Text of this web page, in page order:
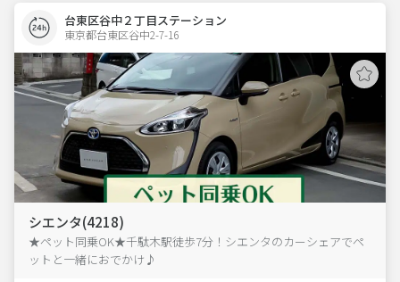
台東区谷中２丁目ステーション
東京都台東区谷中2-7-16
シエンタ(4218)
★ペット同乗OK★千駄木駅徒歩7分！シエンタのカーシェアでペ
ットと一緒におでかけ♪